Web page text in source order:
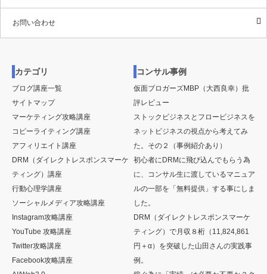
お問い合わせ
カテゴリ
ブログ講座一覧
サイトマップ
マーケティング攻略講座
コピーライティング講座
アフィリエイト講座
DRM（ダイレクトレスポンスマーケ
ティング）講座
行動心理学講座
ソーシャルメディア攻略講座
Instagram攻略講座
YouTube 攻略講座
Twitter攻略講座
Facebook攻略講座
コンサル事例
仮面ブロガーズMBP（大西良幸）批
評レビュー
ストックビジネスとフロービジネスを
ネットビジネスの視点から考えてみ
た。その２（事例紹介あり）
初心者にDRMに飛び込んでもらう為
に、コンサル生に渡しているマニュア
ルの一部を「無料提供」する事にしま
した。
DRM（ダイレクトレスポンスマーケ
ティング）で月収８桁（11,824,861
円＋α）を突破した山田さんの実践事
例。